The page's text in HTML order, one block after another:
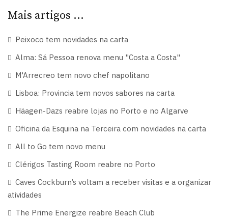
Mais artigos …
Peixoco tem novidades na carta
Alma: Sá Pessoa renova menu "Costa a Costa"
M'Arrecreo tem novo chef napolitano
Lisboa: Provincia tem novos sabores na carta
Häagen-Dazs reabre lojas no Porto e no Algarve
Oficina da Esquina na Terceira com novidades na carta
All to Go tem novo menu
Clérigos Tasting Room reabre no Porto
Caves Cockburn’s voltam a receber visitas e a organizar
atividades
The Prime Energize reabre Beach Club